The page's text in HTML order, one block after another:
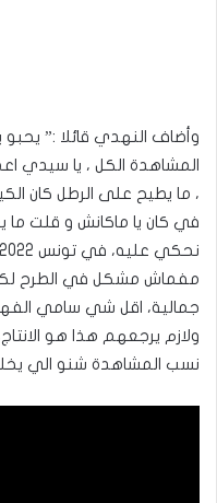
وأضاف النهدي قائلا :”
المشاهدة الكل ، يا سيدي
، ما يطيح على الرطل كان
في كان يا ماكانش و قلت
مفماش مشكل في الطرح
ولازم يرجعهم هذا هو
نسب المشاهدة شنو الي